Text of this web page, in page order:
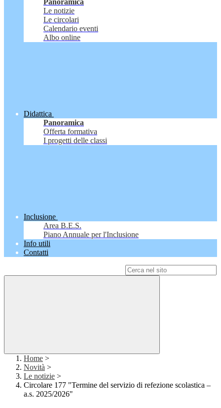
Panoramica
Le notizie
Le circolari
Calendario eventi
Albo online
Didattica
Panoramica
Offerta formativa
I progetti delle classi
Inclusione
Area B.E.S.
Piano Annuale per l'Inclusione
Info utili
Contatti
Home >
Novità >
Le notizie >
Circolare 177 "Termine del servizio di refezione scolastica –
a.s. 2025/2026"